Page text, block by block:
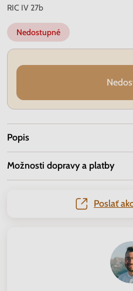
RIC IV 27b
Nedostupné
Popis
Možnosti dopravy a platby
Poslať